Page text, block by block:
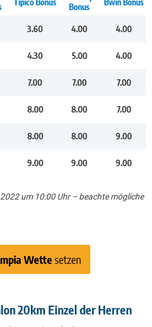
Bonus
3.60 4.00 4.00
4.30 5.00 4.00
7.00 7.00 7.00
8.00 8.00 7.00
8.00 8.00 9.00
9.00 9.00 9.00
um 10:00 Uhr – beachte mögliche
Wettesetzen
20km Einzel der Herren